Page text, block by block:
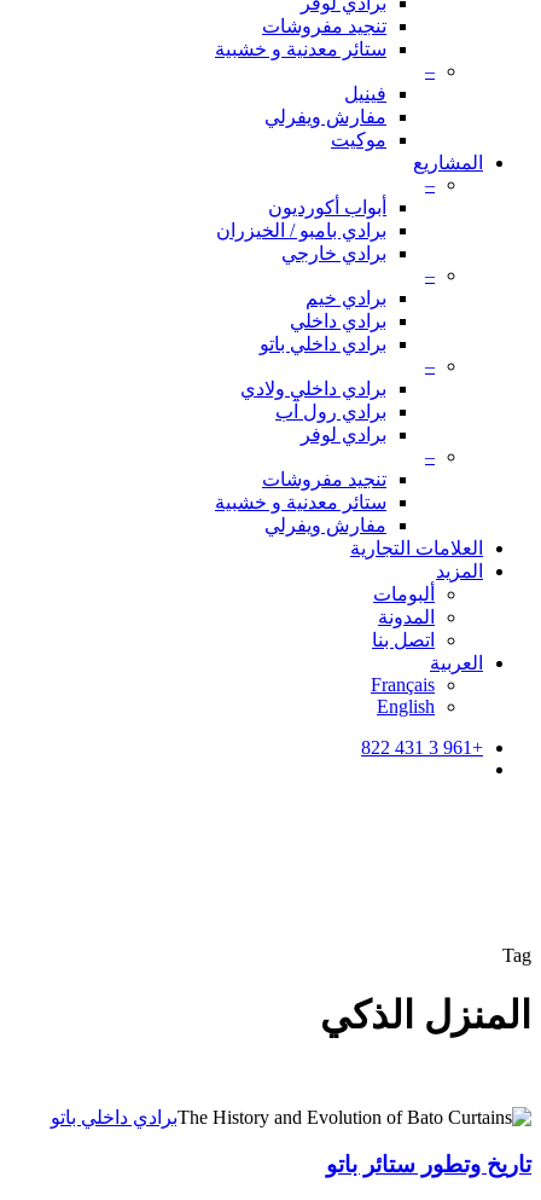
تنجيد مفروشات
ستائر معدنية و خشبية
–
فينيل
مفارش ويفرلي
موكيت
المشاريع
–
أبواب أكورديون
برادي بامبو / الخيزران
برادي خارجي
–
برادي خيم
برادي داخلي
برادي داخلي باتو
–
برادي داخلي ولادي
برادي رول آب
برادي لوفر
–
تنجيد مفروشات
ستائر معدنية و خشبية
مفارش ويفرلي
العلامات التجارية
المزيد
ألبومات
المدونة
اتصل بنا
العربية
Français
English
+961 3 431 822
Tag
المنزل الذكي
تاريخ
ستائر
باتو
برادي داخلي باتو
تاريخ وتطور ستائر باتو